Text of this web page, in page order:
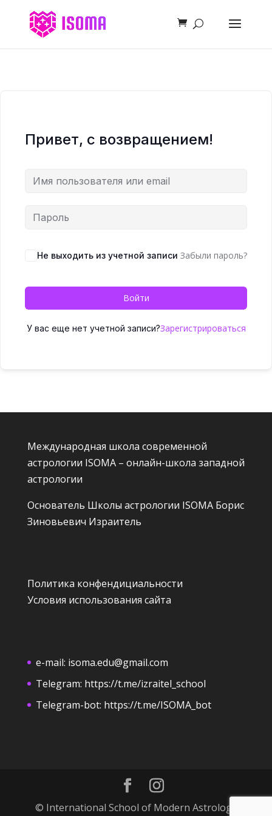
Привет, с возвращением!
Не выходить из учетной записи Забыли пароль?
Войти
У вас еще нет учетной записи?Зарегистрироваться
Международная школа современной
астрологии ISOMA – онлайн-школа западной
астрологии
Основатель Школы астрологии ISOMA Борис
Зиновьевич Израитель
Политика конфендициальности
Условия использования сайта
e-mail: isoma.edu@gmail.com
Telegram: https://t.me/izraitel_school
Telegram-bot: https://t.me/ISOMA_bot
© International School of Modern Astrology